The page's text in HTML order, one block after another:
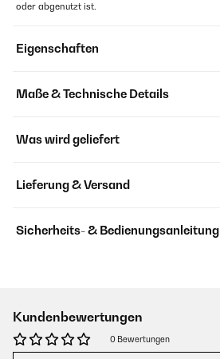
oder abgenutzt ist.
Eigenschaften
Maße & Technische Details
Was wird geliefert
Lieferung & Versand
Sicherheits- & Bedienungsanleitung
Kundenbewertungen
0 Bewertungen